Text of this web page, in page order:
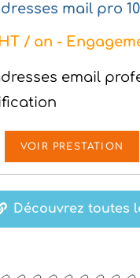
mail pro
/ an -
email
VOIR PRESTATION
Découvrez toutes